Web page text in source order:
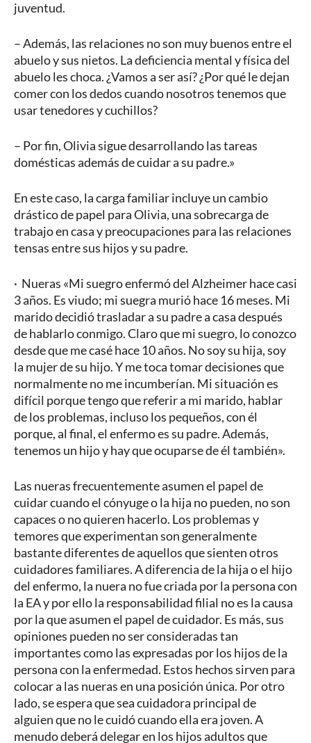
juventud.
– Además, las relaciones no son muy buenos entre el
abuelo y sus nietos. La deficiencia mental y física del
abuelo les choca. ¿Vamos a ser así? ¿Por qué le dejan
comer con los dedos cuando nosotros tenemos que
usar tenedores y cuchillos?
– Por fin, Olivia sigue desarrollando las tareas
domésticas además de cuidar a su padre.»
En este caso, la carga familiar incluye un cambio
drástico de papel para Olivia, una sobrecarga de
trabajo en casa y preocupaciones para las relaciones
tensas entre sus hijos y su padre.
· Nueras «Mi suegro enfermó del Alzheimer hace casi
3 años. Es viudo; mi suegra murió hace 16 meses. Mi
marido decidió trasladar a su padre a casa después
de hablarlo conmigo. Claro que mi suegro, lo conozco
desde que me casé hace 10 años. No soy su hija, soy
la mujer de su hijo. Y me toca tomar decisiones que
normalmente no me incumberían. Mi situación es
difícil porque tengo que referir a mi marido, hablar
de los problemas, incluso los pequeños, con él
porque, al final, el enfermo es su padre. Además,
tenemos un hijo y hay que ocuparse de él también».
Las nueras frecuentemente asumen el papel de
cuidar cuando el cónyuge o la hija no pueden, no son
capaces o no quieren hacerlo. Los problemas y
temores que experimentan son generalmente
bastante diferentes de aquellos que sienten otros
cuidadores familiares. A diferencia de la hija o el hijo
del enfermo, la nuera no fue criada por la persona con
la EA y por ello la responsabilidad filial no es la causa
por la que asumen el papel de cuidador. Es más, sus
opiniones pueden no ser consideradas tan
importantes como las expresadas por los hijos de la
persona con la enfermedad. Estos hechos sirven para
colocar a las nueras en una posición única. Por otro
lado, se espera que sea cuidadora principal de
alguien que no le cuidó cuando ella era joven. A
menudo deberá delegar en los hijos adultos que